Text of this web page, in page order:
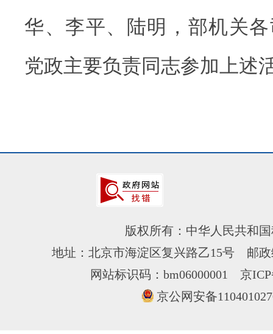
华、李平、陆明，部机关
党政主要负责同志参加上述
版权所有：中华人民共和
地址：北京市海淀区复兴路乙15号 邮
网站标识码：bm06000001 京
京公网安备